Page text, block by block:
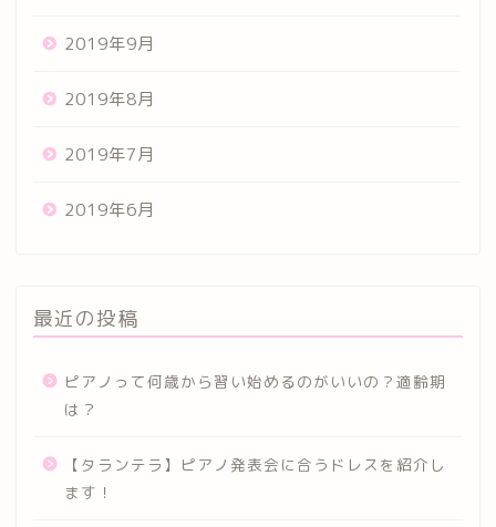
2019年9月
2019年8月
2019年7月
2019年6月
最近の投稿
ピアノって何歳から習い始めるのがいいの？適齢期
は？
【タランテラ】ピアノ発表会に合うドレスを紹介し
ます！